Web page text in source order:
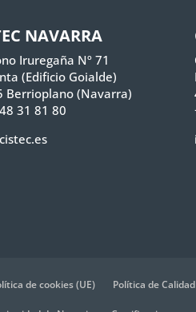
NAVARRA
Iruregaña Nº 71
(Edificio Goialde)
Berrioplano (Navarra)
31 81 80
de cookies (UE) Política de Calidad